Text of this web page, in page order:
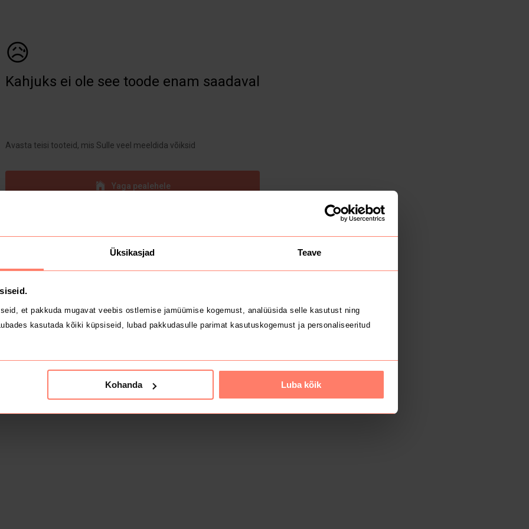
Üksikasjad Teave
et pakkuda mugavat veebis ostlemise jamüümise kogemust, analüüsida selle kasutust ning
kasutada kõiki küpsiseid, lubad pakkudasulle parimat kasutuskogemust ja personaliseeritud
Kohanda Luba kõik
😥
Kahjuks ei ole see toode enam saadaval
Avasta teisi tooteid, mis Sulle veel meeldida võiksid
Yaga pealehele